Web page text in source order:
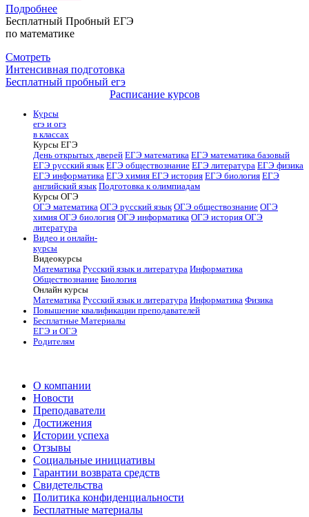
Подробнее
Бесплатный Пробный ЕГЭ
по математике
Смотреть
Интенсивная подготовка
Бесплатный пробный егэ
Расписание курсов
Курсы
егэ и огэ
в классах
Курсы ЕГЭ
День открытых дверей ЕГЭ математика ЕГЭ математика базовый
ЕГЭ русский язык ЕГЭ обществознание ЕГЭ литература ЕГЭ физика
ЕГЭ информатика ЕГЭ химия ЕГЭ история ЕГЭ биология ЕГЭ
английский язык Подготовка к олимпиадам
Курсы ОГЭ
ОГЭ математика ОГЭ русский язык ОГЭ обществознание ОГЭ
химия ОГЭ биология ОГЭ информатика ОГЭ история ОГЭ
литература
Видео и онлайн-
курсы
Видеокурсы
Математика Русский язык и литература Информатика
Обществознание Биология
Онлайн курсы
Математика Русский язык и литература Информатика Физика
Повышение квалификации преподавателей
Бесплатные Материалы
ЕГЭ и ОГЭ
Родителям
О компании
Новости
Преподаватели
Достижения
Истории успеха
Отзывы
Социальные инициативы
Гарантии возврата средств
Свидетельства
Политика конфиденциальности
Бесплатные материалы